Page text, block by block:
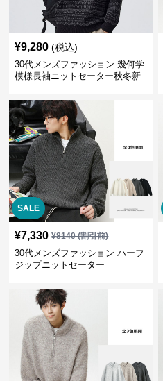
¥9,280 (税込)
30代メンズファッション 幾何学
模様長袖ニットセーター秋冬新
SALE
¥7,330 ¥8140(割引前)
30代メンズファッション ハーフ
ジップニットセーター